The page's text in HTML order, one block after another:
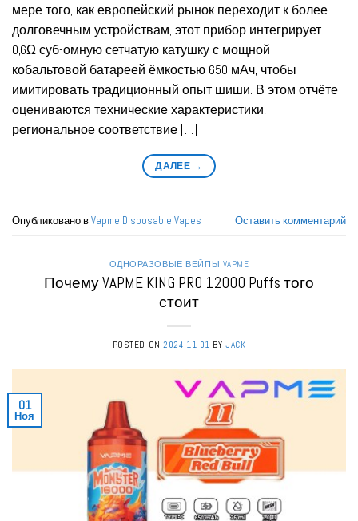
мере того, как европейский рынок переходит к более
долговечным устройствам, этот прибор интегрирует
0,6Ω суб-омную сетчатую катушку с мощной
кобальтовой батареей ёмкостью 650 мАч, чтобы
имитировать традиционный опыт шиши. В этом отчёте
оцениваются технические характеристики,
региональное соответствие […]
ДАЛЕЕ →
Опубликовано вVapme Disposable Vapes Оставить комментарий
ОДНОРАЗОВЫЕ ВЕЙПЫ VAPME
Почему VAPME KING PRO 12000 Puffs того
стоит
POSTED ON2024-11-01 BYJACK
01
Ноя